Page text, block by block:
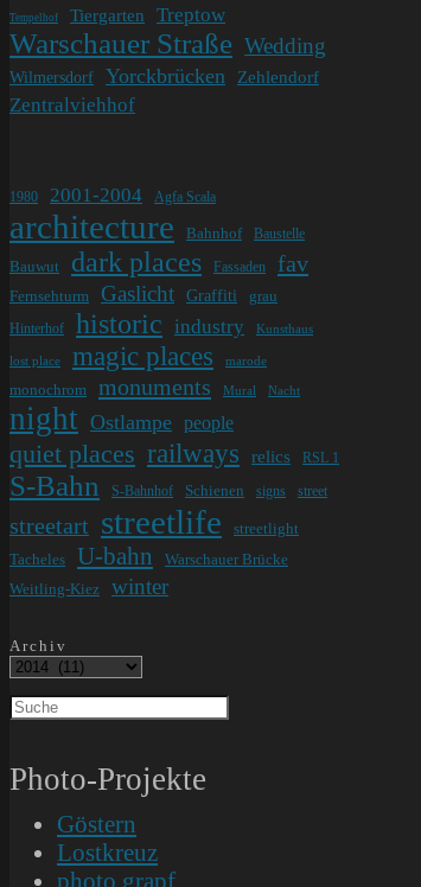
Tempelhof Tiergarten Treptow
Warschauer Straße Wedding
Wilmersdorf Yorckbrücken Zehlendorf
Zentralviehhof
1980 2001-2004 Agfa Scala
architecture Bahnhof Baustelle
Bauwut dark places Fassaden fav
Fernsehturm Gaslicht Graffiti grau
Hinterhof historic industry Kunsthaus
lost place magic places marode
monochrom monuments Mural Nacht
night Ostlampe people
quiet places railways relics RSL 1
S-Bahn S-Bahnhof Schienen signs street
streetart streetlife streetlight
Tacheles U-bahn
Warschauer Brücke
Weitling-Kiez
winter
Archiv
Photo-Projekte
Göstern
Lostkreuz
photo.grapf